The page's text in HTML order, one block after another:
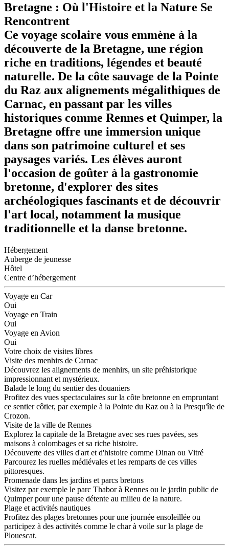
Bretagne : Où l'Histoire et la Nature Se
Rencontrent
Ce voyage scolaire vous emmène à la
découverte de la Bretagne, une région
riche en traditions, légendes et beauté
naturelle. De la côte sauvage de la Pointe
du Raz aux alignements mégalithiques de
Carnac, en passant par les villes
historiques comme Rennes et Quimper, la
Bretagne offre une immersion unique
dans son patrimoine culturel et ses
paysages variés. Les élèves auront
l'occasion de goûter à la gastronomie
bretonne, d'explorer des sites
archéologiques fascinants et de découvrir
l'art local, notamment la musique
traditionnelle et la danse bretonne.
Hébergement
Auberge de jeunesse
Hôtel
Centre d’hébergement
Voyage en Car
Oui
Voyage en Train
Oui
Voyage en Avion
Oui
Votre choix de visites libres
Visite des menhirs de Carnac
Découvrez les alignements de menhirs, un site préhistorique
impressionnant et mystérieux.
Balade le long du sentier des douaniers
Profitez des vues spectaculaires sur la côte bretonne en empruntant
ce sentier côtier, par exemple à la Pointe du Raz ou à la Presqu'île de
Crozon.
Visite de la ville de Rennes
Explorez la capitale de la Bretagne avec ses rues pavées, ses
maisons à colombages et sa riche histoire.
Découverte des villes d'art et d'histoire comme Dinan ou Vitré
Parcourez les ruelles médiévales et les remparts de ces villes
pittoresques.
Promenade dans les jardins et parcs bretons
Visitez par exemple le parc Thabor à Rennes ou le jardin public de
Quimper pour une pause détente au milieu de la nature.
Plage et activités nautiques
Profitez des plages bretonnes pour une journée ensoleillée ou
participez à des activités comme le char à voile sur la plage de
Plouescat.